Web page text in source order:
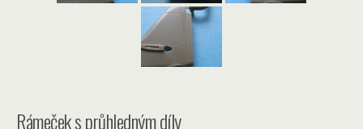
Rámeček s průhledným díly